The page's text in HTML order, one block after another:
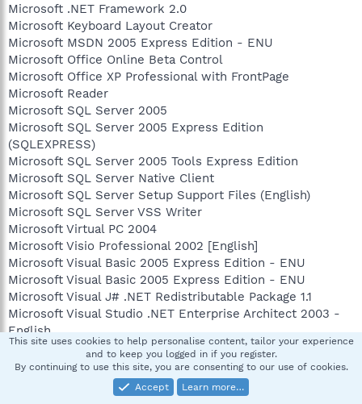
Microsoft .NET Framework 2.0
Microsoft Keyboard Layout Creator
Microsoft MSDN 2005 Express Edition - ENU
Microsoft Office Online Beta Control
Microsoft Office XP Professional with FrontPage
Microsoft Reader
Microsoft SQL Server 2005
Microsoft SQL Server 2005 Express Edition
(SQLEXPRESS)
Microsoft SQL Server 2005 Tools Express Edition
Microsoft SQL Server Native Client
Microsoft SQL Server Setup Support Files (English)
Microsoft SQL Server VSS Writer
Microsoft Virtual PC 2004
Microsoft Visio Professional 2002 [English]
Microsoft Visual Basic 2005 Express Edition - ENU
Microsoft Visual Basic 2005 Express Edition - ENU
Microsoft Visual J# .NET Redistributable Package 1.1
Microsoft Visual Studio .NET Enterprise Architect 2003 -
English
MixMeister Pro 4
Mozilla Firefox (2.0)
Mozilla Thunderbird (1.5.0.8)
MSXML 4.0 SP2 (KB925672)
This site uses cookies to help personalise content, tailor your experience
and to keep you logged in if you register.
By continuing to use this site, you are consenting to our use of cookies.
Accept
Learn more…